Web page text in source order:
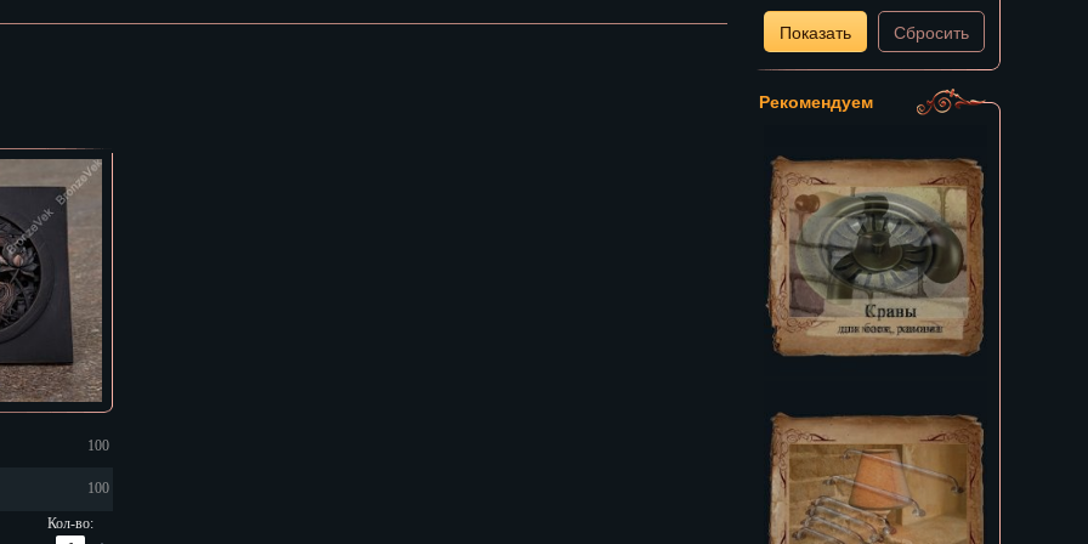
Челны
100
100
Кол-во:
Показать Сбросить
Рекомендуем